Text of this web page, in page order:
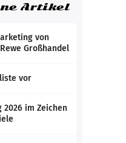
Artikel
von
Großhandel
vor
2026 im Zeichen